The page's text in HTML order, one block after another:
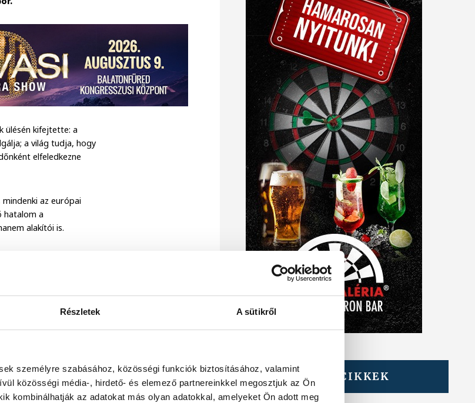
Részletek A sütikről
személyre szabásához, közösségi funkciók biztosításához, valamint
közösségi média-, hirdető- és elemező partnereinkkel megosztjuk az Ön
kombinálhatják az adatokat más olyan adatokkal, amelyeket Ön adott meg
ülésén kifejtette: a
a világ tudja, hogy
elfeledkezne
az európai
hatalom a
alakítói is.
- tudásgyár,
egy egyetem feladata
a nemzetközi
melletti döntés
egyetemek jók, de
TOVÁBBI CIKKEK
KÖZÉLET